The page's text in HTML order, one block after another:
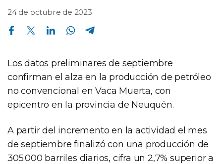
24 de octubre de 2023
Compartir en Facebook Compartir en Twitter Compartir en Linkedin Compartir en Whatsapp
Los datos preliminares de septiembre
confirman el alza en la producción de petróleo
no convencional en Vaca Muerta, con
epicentro en la provincia de Neuquén.
A partir del incremento en la actividad el mes
de septiembre finalizó con una producción de
305.000 barriles diarios, cifra un 2,7% superior a